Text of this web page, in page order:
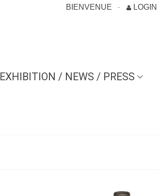
BIENVENUE LOGIN
EXHIBITION / NEWS / PRESS